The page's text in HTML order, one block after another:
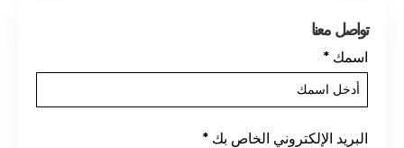
تواصل معنا
اسمك *
البريد الإلكتروني الخاص بك *